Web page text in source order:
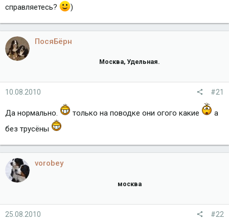
справляетесь?
)
ПосяБёрн
Москва, Удельная.
10.08.2010 #21
Да нормально. только на поводке они огого какие
а
без трусёны
vorobey
москва
25.08.2010 #22